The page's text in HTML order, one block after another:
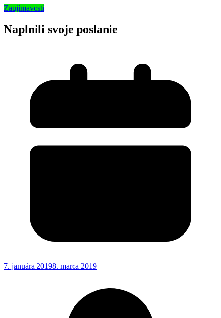
Zaujímavosti
Naplnili svoje poslanie
7. januára 20198. marca 2019